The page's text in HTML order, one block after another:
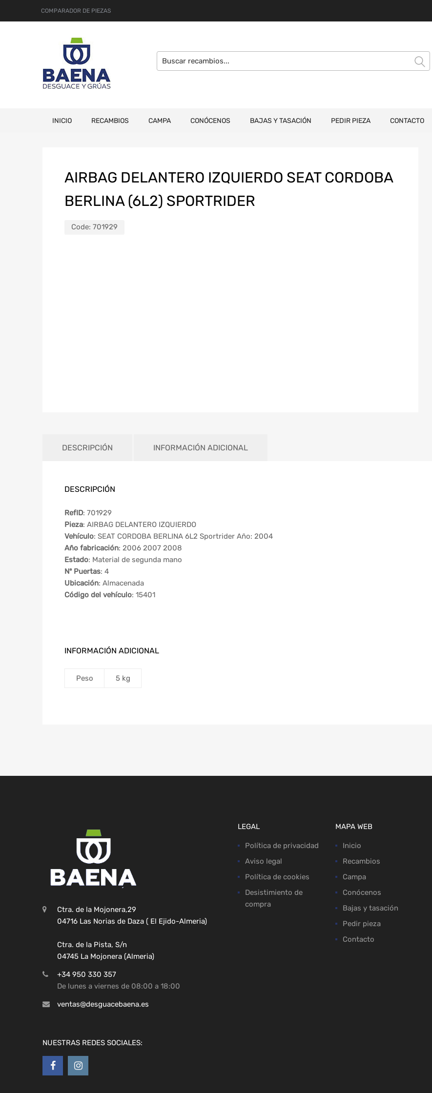
COMPARADOR DE PIEZAS
INICIO RECAMBIOS CAMPA CONÓCENOS BAJAS Y TASACIÓN PEDIR PIEZA CONTACTO
AIRBAG DELANTERO IZQUIERDO SEAT CORDOBA
BERLINA (6L2) SPORTRIDER
Code: 701929
DESCRIPCIÓN INFORMACIÓN ADICIONAL
DESCRIPCIÓN
RefID: 701929
Pieza: AIRBAG DELANTERO IZQUIERDO
Vehículo: SEAT CORDOBA BERLINA 6L2 Sportrider Año: 2004
Año fabricación: 2006 2007 2008
Estado: Material de segunda mano
Nº Puertas: 4
Ubicación: Almacenada
Código del vehículo: 15401
INFORMACIÓN ADICIONAL
Peso 5 kg
Ctra. de la Mojonera,29
04716 Las Norias de Daza ( El Ejido-Almeria)
Ctra. de la Pista, S/n
04745 La Mojonera (Almeria)
+34 950 330 357
De lunes a viernes de 08:00 a 18:00
ventas@desguacebaena.es
NUESTRAS REDES SOCIALES:
LEGAL
Política de privacidad
Aviso legal
Política de cookies
Desistimiento de
compra
MAPA WEB
Inicio
Recambios
Campa
Conócenos
Bajas y tasación
Pedir pieza
Contacto